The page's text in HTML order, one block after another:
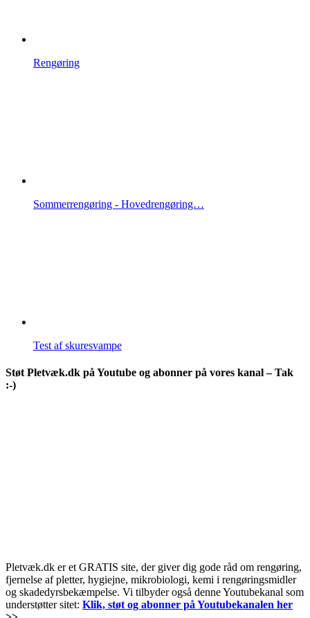
Rengøring
Sommerrengøring - Hovedrengøring…
Test af skuresvampe
Støt Pletvæk.dk på Youtube og abonner på vores kanal – Tak
:-)
Pletvæk.dk er et GRATIS site, der giver dig gode råd om rengøring,
fjernelse af pletter, hygiejne, mikrobiologi, kemi i rengøringsmidler
og skadedyrsbekæmpelse. Vi tilbyder også denne Youtubekanal som
understøtter sitet: Klik, støt og abonner på Youtubekanalen her